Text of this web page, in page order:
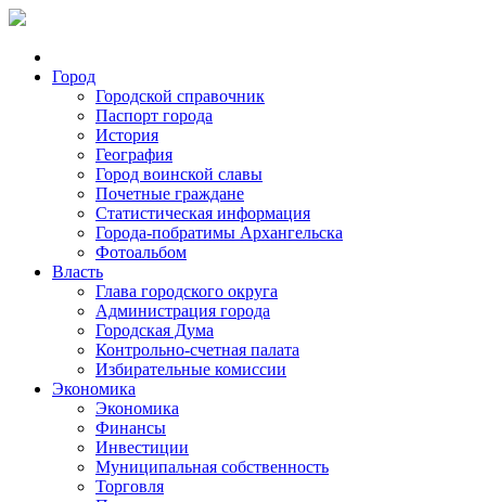
Город
Городской справочник
Паспорт города
История
География
Город воинской славы
Почетные граждане
Статистическая информация
Города-побратимы Архангельска
Фотоальбом
Власть
Глава городского округа
Администрация города
Городская Дума
Контрольно-счетная палата
Избирательные комиссии
Экономика
Экономика
Финансы
Инвестиции
Муниципальная собственность
Торговля